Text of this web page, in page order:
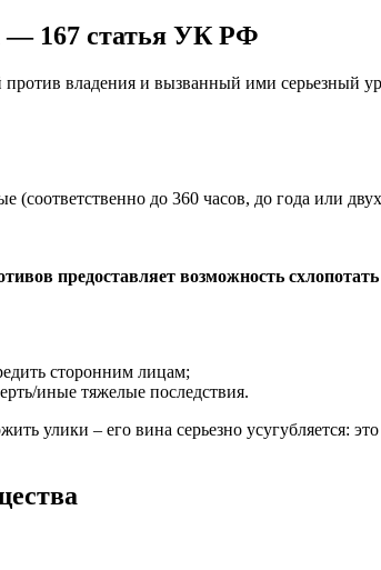
— 167 статья УК РФ
против владения и вызванный ими серьезный
(соответственно до 360 часов, до года или
предоставляет возможность
сторонним лицам;
иные тяжелые последствия.
улики – его вина серьезно усугубляется: